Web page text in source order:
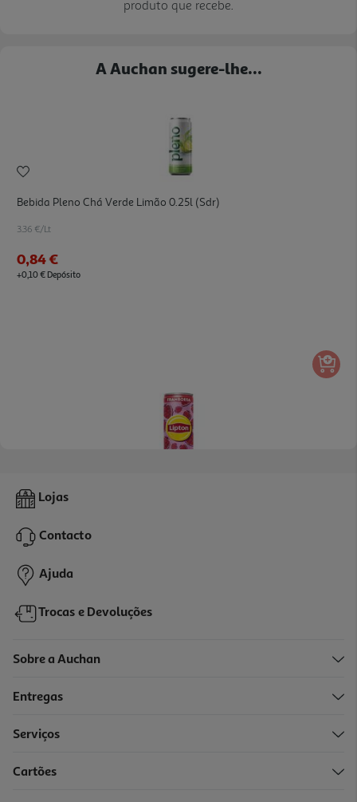
produto que recebe.
A Auchan sugere-lhe...
Bebida Pleno Chá Verde Limão 0.25l (sdr)
3.36 €/Lt
0,84 €
+0,10 € Depósito
Ice Tea Lipton Framboesa 0.25l (sdr)
0,89 €
+0,10 € Depósito
Lojas
Contacto
Ajuda
Trocas e Devoluções
Sobre a Auchan
Entregas
Serviços
Cartões